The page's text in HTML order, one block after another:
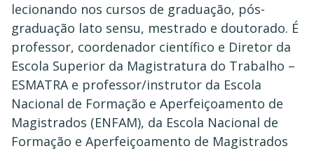
lecionando nos cursos de graduação, pós-
graduação lato sensu, mestrado e doutorado. É
professor, coordenador científico e Diretor da
Escola Superior da Magistratura do Trabalho –
ESMATRA e professor/instrutor da Escola
Nacional de Formação e Aperfeiçoamento de
Magistrados (ENFAM), da Escola Nacional de
Formação e Aperfeiçoamento de Magistrados